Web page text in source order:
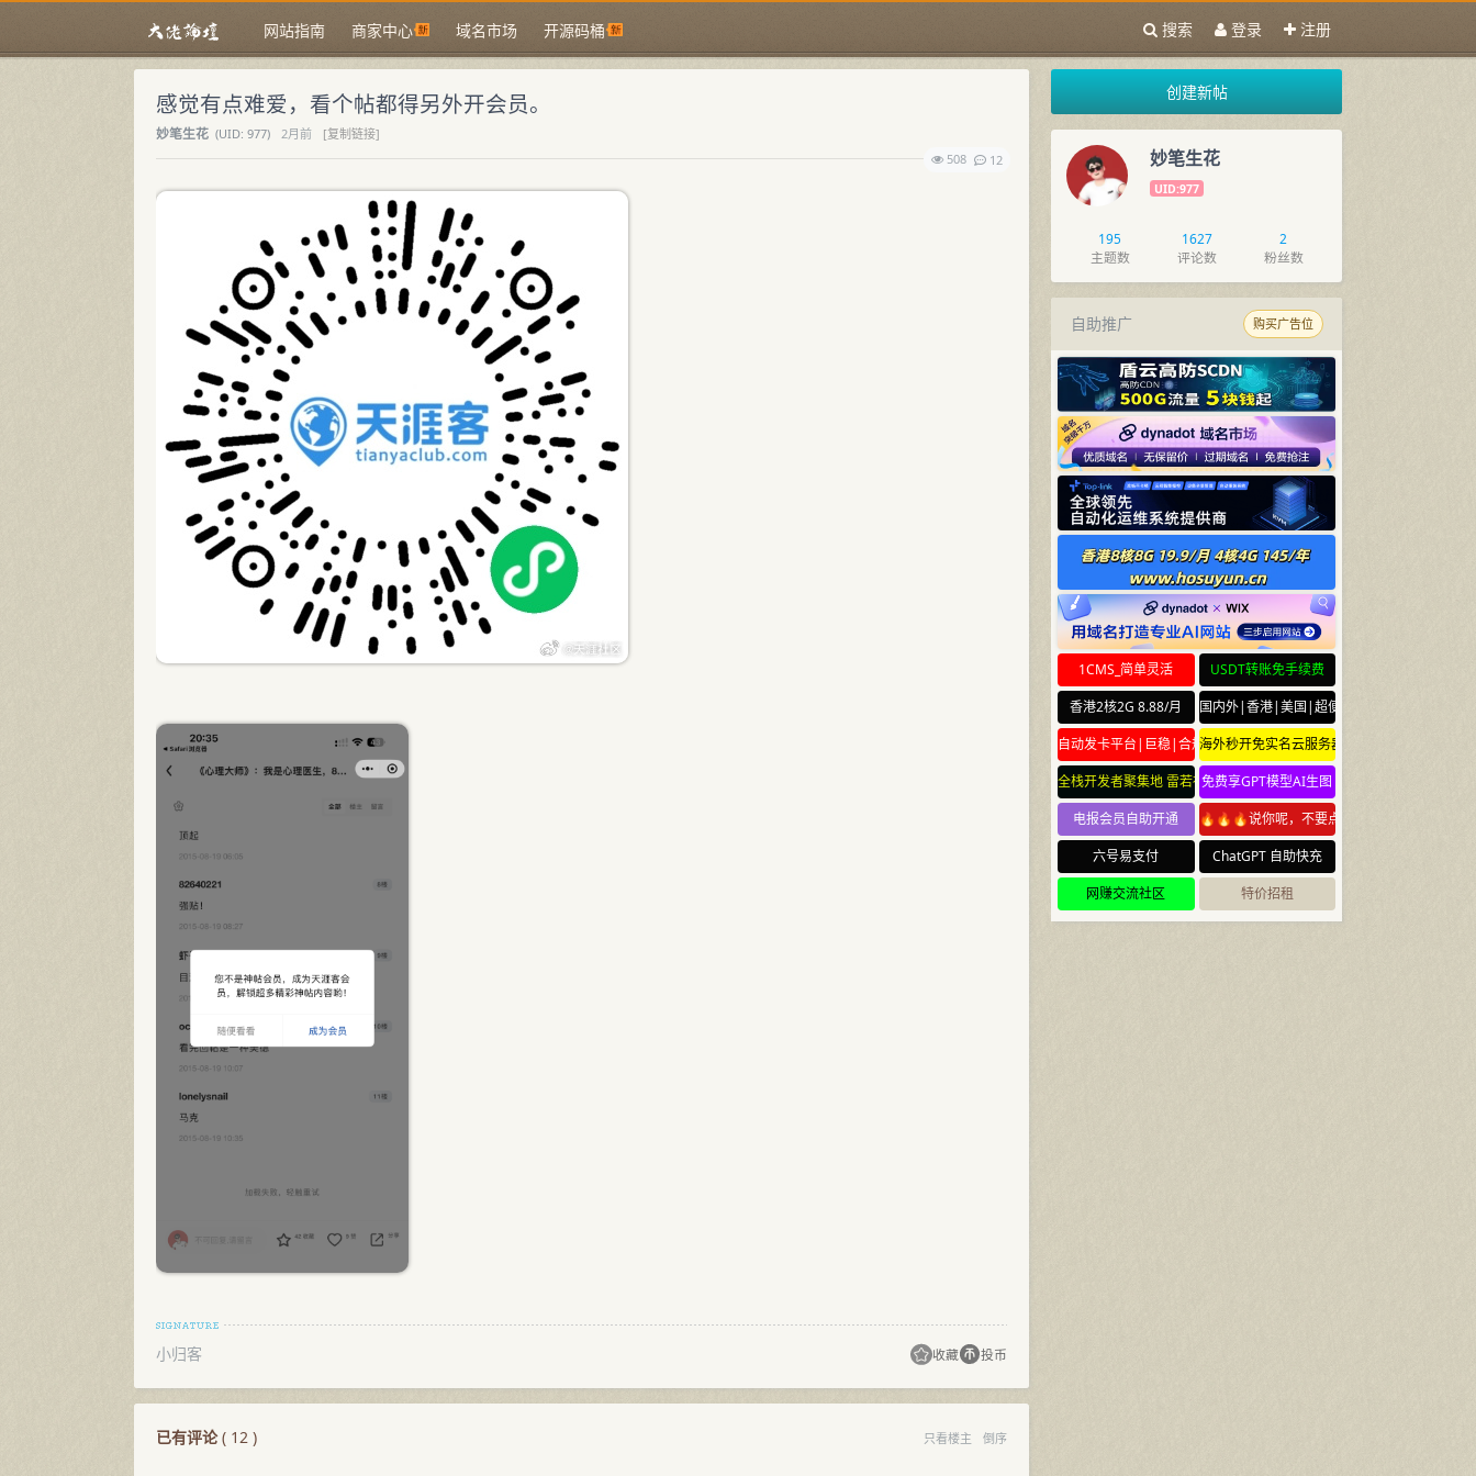
网站指南 商家中心 域名市场 开源码桶 搜索 登录 注册
感觉有点难爱，看个帖都得另外开会员。
妙笔生花 (UID: 977) 2月前
[复制链接]
508
12
小归客 收藏 投币
已有评论( 12 ) 只看楼主 倒序
创建新帖
妙笔生花
UID:977
195
主题数
1627
评论数
2
粉丝数
自助推广 购买广告位
1CMS_简单灵活
USDT转账免手续费
香港2核2G 8.88/月
国内外|香港|美国|超便宜云服务器
自动发卡平台|巨稳|合规海外秒开免实名云服务器
全栈开发者聚集地 雷若社区 leiruo.com
免费享GPT模型AI生图
电报会员自助开通
🔥🔥🔥说你呢，不要点🔥🔥🔥
六号易支付
ChatGPT 自助快充
网赚交流社区
特价招租